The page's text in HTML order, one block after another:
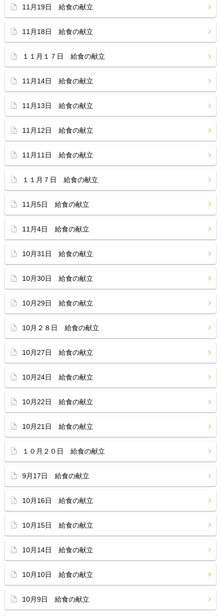
11月19日 給食の献立
11月18日 給食の献立
１１月１７日 給食の献立
11月14日 給食の献立
11月13日 給食の献立
11月12日 給食の献立
11月11日 給食の献立
１１月７日 給食の献立
11月5日 給食の献立
11月4日 給食の献立
10月31日 給食の献立
10月30日 給食の献立
10月29日 給食の献立
10月２８日 給食の献立
10月27日 給食の献立
10月24日 給食の献立
10月22日 給食の献立
10月21日 給食の献立
１０月２０日 給食の献立
9月17日 給食の献立
10月16日 給食の献立
10月15日 給食の献立
10月14日 給食の献立
10月10日 給食の献立
10月9日 給食の献立